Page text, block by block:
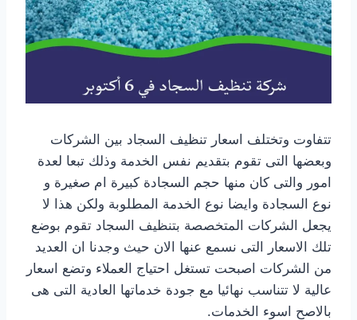
تتفاوت وتختلف اسعار تنظيف السجاد بين الشركات
وبعضها التى تقوم بتقديم نفس الخدمة وذلك تبعا لعدة
امور والتى كان منها حجم السجادة كبيرة ام صغيرة و
نوع السجادة وايضا نوع الخدمة المطلوبة ولكن هذا لا
يجعل الشركات المتخصصة بتنظيف السجاد تقوم بوضع
تلك الاسعار التى نسمع عنها الان حيث وجدنا ان العديد
من الشركات اصبحت تستغل احتياج العملاء وتضع اسعار
عالية لا تتناسب نهائيا مع جودة خدماتها العادية التى هى
بالاصح اسوء الخدمات.